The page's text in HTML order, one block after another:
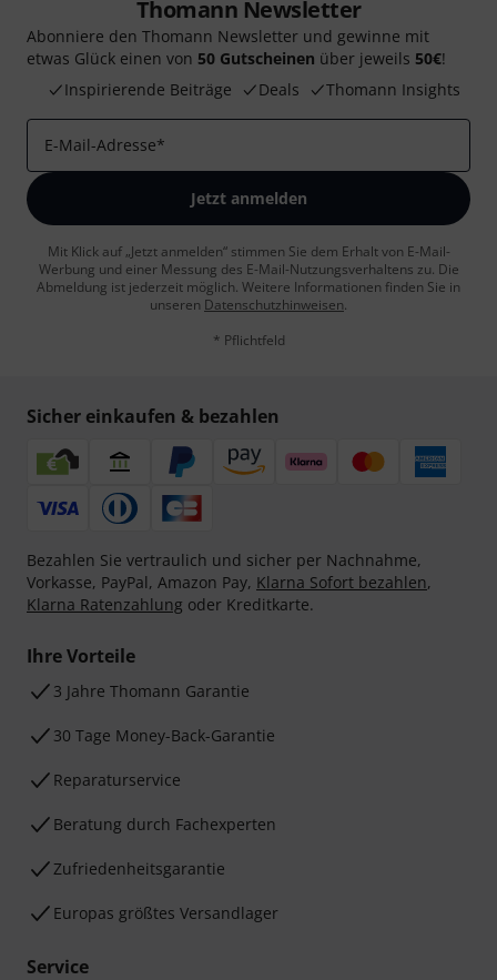
Thomann Newsletter
Abonniere den Thomann Newsletter und gewinne mit
etwas Glück einen von 50 Gutscheinen über jeweils 50€!
Inspirierende Beiträge
Deals Thomann Insights
E-Mail-Adresse*
Jetzt anmelden
Mit Klick auf „Jetzt anmelden“ stimmen Sie dem Erhalt von E-Mail-
Werbung und einer Messung des E-Mail-Nutzungsverhaltens zu. Die
Abmeldung ist jederzeit möglich. Weitere Informationen finden Sie in
unseren Datenschutzhinweisen.
* Pflichtfeld
Sicher einkaufen & bezahlen
Bezahlen Sie vertraulich und sicher per Nachnahme,
Vorkasse, PayPal, Amazon Pay, Klarna Sofort bezahlen,
Klarna Ratenzahlung oder Kreditkarte.
Ihre Vorteile
3 Jahre Thomann Garantie
30 Tage Money-Back-Garantie
Reparaturservice
Beratung durch Fachexperten
Zufriedenheitsgarantie
Europas größtes Versandlager
Service